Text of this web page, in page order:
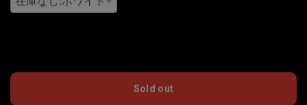
Sold out